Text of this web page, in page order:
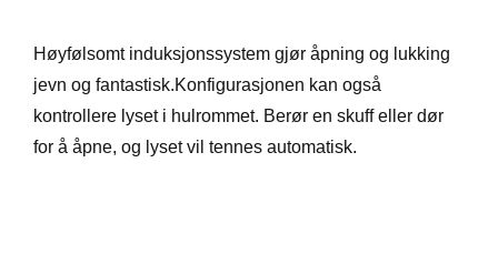
Høyfølsomt induksjonssystem gjør åpning og lukking
jevn og fantastisk.Konfigurasjonen kan også
kontrollere lyset i hulrommet. Berør en skuff eller dør
for å åpne, og lyset vil tennes automatisk.